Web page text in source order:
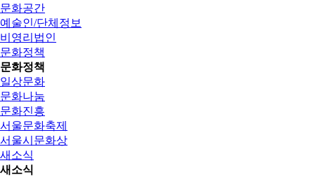
문화공간
예술인/단체정보
비영리법인
문화정책
문화정책
일상문화
문화나눔
문화진흥
서울문화축제
서울시문화상
새소식
새소식